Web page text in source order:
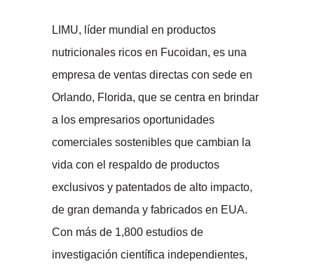
LIMU, líder mundial en productos
nutricionales ricos en Fucoidan, es una
empresa de ventas directas con sede en
Orlando, Florida, que se centra en brindar
a los empresarios oportunidades
comerciales sostenibles que cambian la
vida con el respaldo de productos
exclusivos y patentados de alto impacto,
de gran demanda y fabricados en EUA.
Con más de 1,800 estudios de
investigación científica independientes,